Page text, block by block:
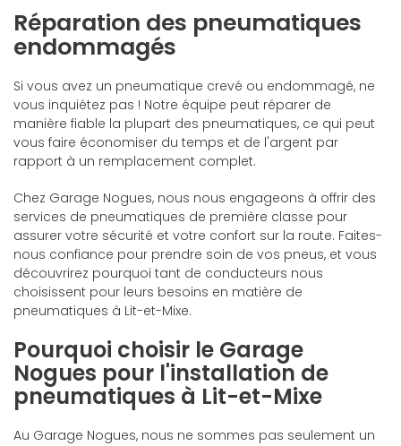
Réparation des pneumatiques
endommagés
Si vous avez un pneumatique crevé ou endommagé, ne
vous inquiétez pas ! Notre équipe peut réparer de
manière fiable la plupart des pneumatiques, ce qui peut
vous faire économiser du temps et de l'argent par
rapport à un remplacement complet.
Chez Garage Nogues, nous nous engageons à offrir des
services de pneumatiques de première classe pour
assurer votre sécurité et votre confort sur la route. Faites-
nous confiance pour prendre soin de vos pneus, et vous
découvrirez pourquoi tant de conducteurs nous
choisissent pour leurs besoins en matière de
pneumatiques à Lit-et-Mixe.
Pourquoi choisir le Garage
Nogues pour l'installation de
pneumatiques à Lit-et-Mixe
Au Garage Nogues, nous ne sommes pas seulement un